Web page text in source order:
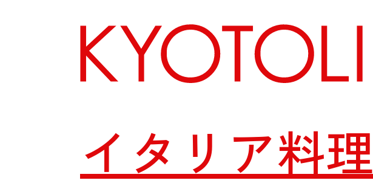
エリアから探す
イタリア料理